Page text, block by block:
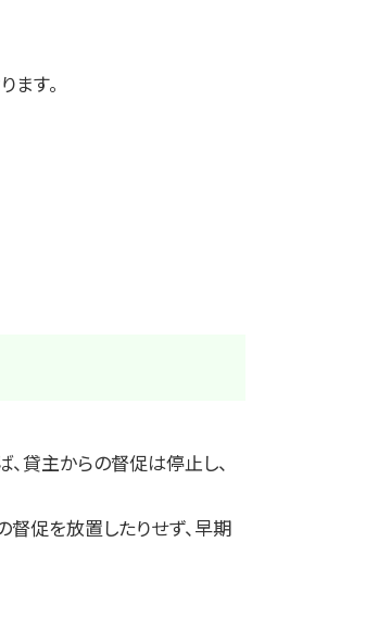
す。
貸主からの督促は停止し、
督促を放置したりせず、早期